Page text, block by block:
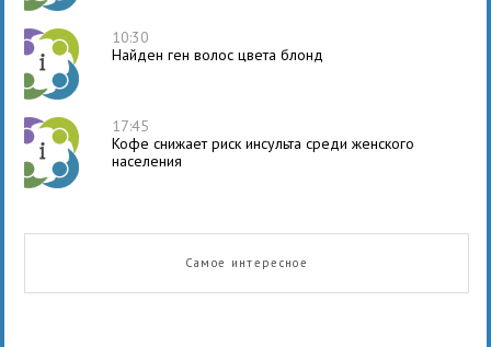
10:30
Найден ген волос цвета блонд
17:45
Кофе снижает риск инсульта среди женского
населения
Самое интересное